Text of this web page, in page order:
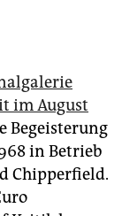
im August
Begeisterung
in Betrieb
Chipperfield.